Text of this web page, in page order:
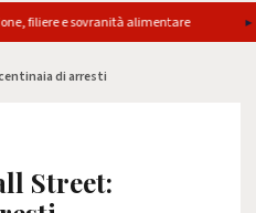
filiere e sovranità alimentare
di arresti
Street: